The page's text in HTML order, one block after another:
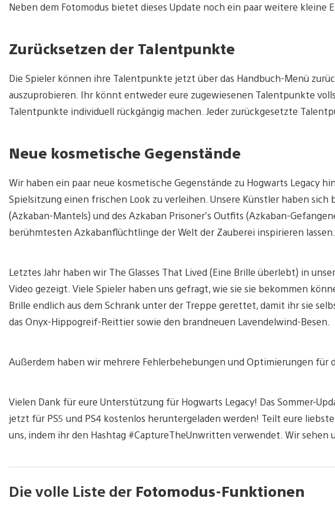
Neben dem Fotomodus bietet dieses Update noch ein paar weitere kleine
Zurücksetzen der Talentpunkte
Die Spieler können ihre Talentpunkte jetzt über das Handbuch-Menü
auszuprobieren. Ihr könnt entweder eure zugewiesenen Talentpunkte
Talentpunkte individuell rückgängig machen. Jeder zurückgesetzte
Neue kosmetische Gegenstände
Wir haben ein paar neue kosmetische Gegenstände zu Hogwarts Legacy
Spielsitzung einen frischen Look zu verleihen. Unsere Künstler haben sich
(Azkaban-Mantels) und des Azkaban Prisoner’s Outfits (Azkaban-
berühmtesten Azkabanflüchtlinge der Welt der Zauberei inspirieren lassen.
Letztes Jahr haben wir The Glasses That Lived (Eine Brille überlebt) in
Video gezeigt. Viele Spieler haben uns gefragt, wie sie sie bekommen
Brille endlich aus dem Schrank unter der Treppe gerettet, damit ihr sie
das Onyx-Hippogreif-Reittier sowie den brandneuen Lavendelwind-Besen.
Außerdem haben wir mehrere Fehlerbehebungen und Optimierungen für
Vielen Dank für eure Unterstützung für Hogwarts Legacy! Das Sommer-
jetzt für PS5 und PS4 kostenlos heruntergeladen werden! Teilt eure
uns, indem ihr den Hashtag #CaptureTheUnwritten verwendet. Wir sehen
Die volle Liste der Fotomodus-Funktionen